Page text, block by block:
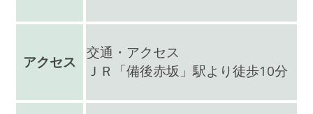
アクセス
交通・アクセス
ＪＲ「備後赤坂」駅より徒歩10分